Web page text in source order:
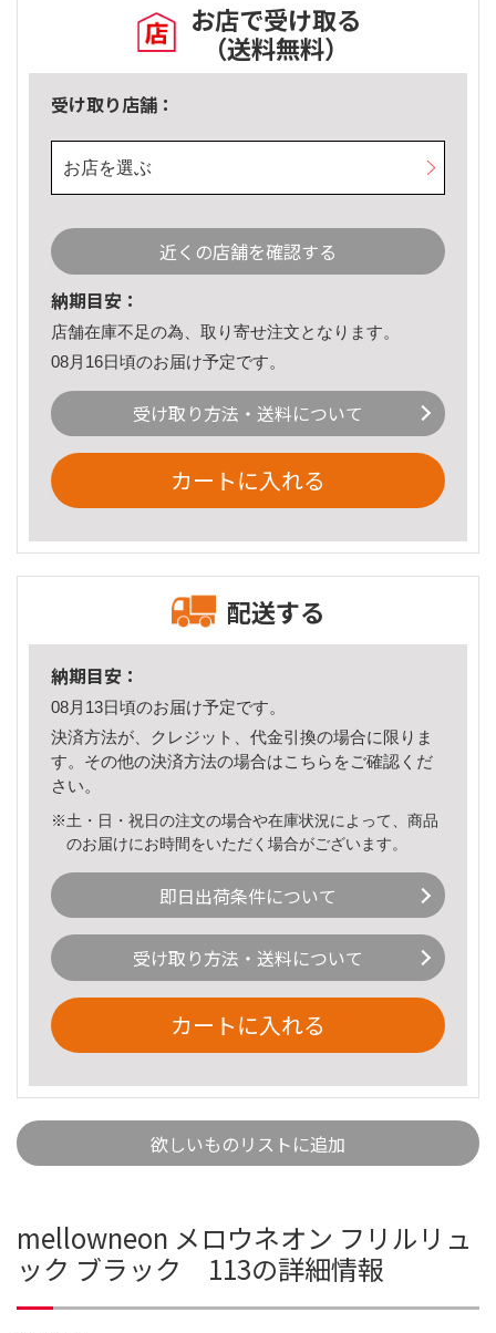
お店で受け取る
（送料無料）
受け取り店舗：
お店を選ぶ
近くの店舗を確認する
納期目安：
店舗在庫不足の為、取り寄せ注文となります。
08月16日頃のお届け予定です。
受け取り方法・送料について
カートに入れる
配送する
納期目安：
08月13日頃のお届け予定です。
決済方法が、クレジット、代金引換の場合に限りま
す。その他の決済方法の場合はこちら をご確認くだ
さい。
※土・日・祝日の注文の場合や在庫状況によって、商品
のお届けにお時間をいただく場合がございます。
即日出荷条件について
受け取り方法・送料について
カートに入れる
欲しいものリストに追加
mellowneon メロウネオン フリルリュ
ック ブラック 113の詳細情報